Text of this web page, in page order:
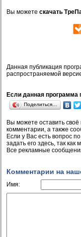
Вы можете скачать
Данная публикация
распространяемой
Если данная программа
Поделиться…
Вы можете оставить
комментарии, а также
Если у Вас есть вопрос
задать его здесь, так
Все рекламные
Комментарии на
Имя: